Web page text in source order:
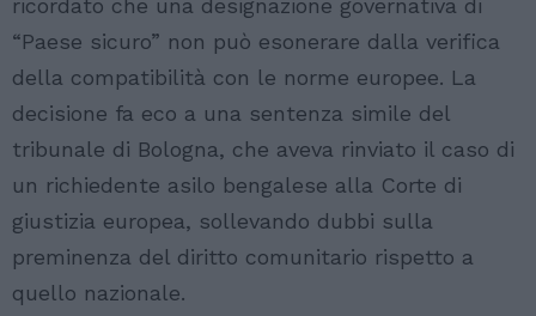
ricordato che una designazione governativa di
“Paese sicuro” non può esonerare dalla verifica
della compatibilità con le norme europee. La
decisione fa eco a una sentenza simile del
tribunale di Bologna, che aveva rinviato il caso di
un richiedente asilo bengalese alla Corte di
giustizia europea, sollevando dubbi sulla
preminenza del diritto comunitario rispetto a
quello nazionale.